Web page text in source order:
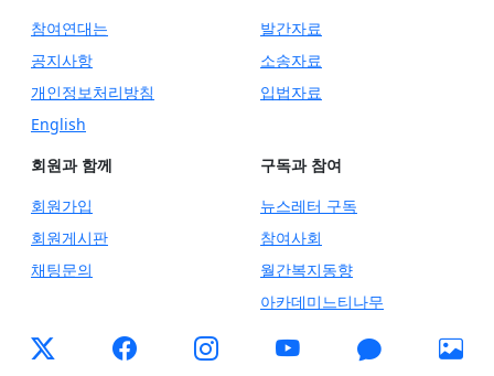
참여연대는
공지사항
개인정보처리방침
English
발간자료
소송자료
입법자료
회원과 함께
회원가입
회원게시판
채팅문의
구독과 참여
뉴스레터 구독
참여사회
월간복지동향
아카데미느티나무